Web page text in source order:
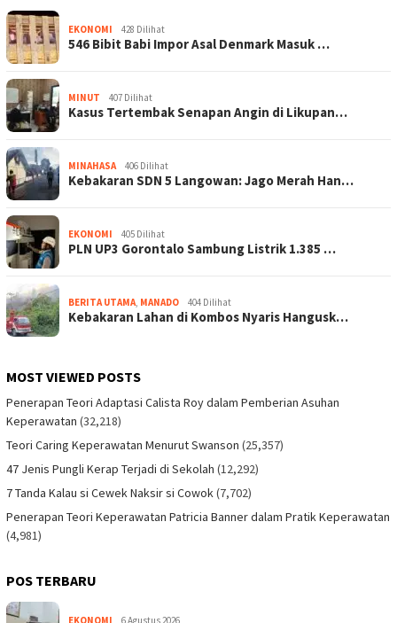
EKONOMI 428 Dilihat
546 Bibit Babi Impor Asal Denmark Masuk …
MINUT 407 Dilihat
Kasus Tertembak Senapan Angin di Likupan…
MINAHASA 406 Dilihat
Kebakaran SDN 5 Langowan: Jago Merah Han…
EKONOMI 405 Dilihat
PLN UP3 Gorontalo Sambung Listrik 1.385 …
BERITA UTAMA, MANADO 404 Dilihat
Kebakaran Lahan di Kombos Nyaris Hangusk…
MOST VIEWED POSTS
Penerapan Teori Adaptasi Calista Roy dalam Pemberian Asuhan
Keperawatan (32,218)
Teori Caring Keperawatan Menurut Swanson (25,357)
47 Jenis Pungli Kerap Terjadi di Sekolah (12,292)
7 Tanda Kalau si Cewek Naksir si Cowok(7,702)
Penerapan Teori Keperawatan Patricia Banner dalam Pratik Keperawatan
(4,981)
POS TERBARU
EKONOMI 6 Agustus 2026